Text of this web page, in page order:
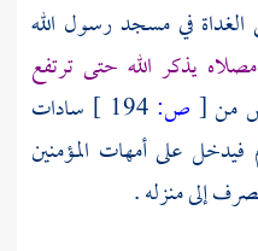
فيمسجد رسول الله
يذكر الله حتى ترتفع
من[ ص:
سادات
على أمهات المؤمنين
إلى منزله .